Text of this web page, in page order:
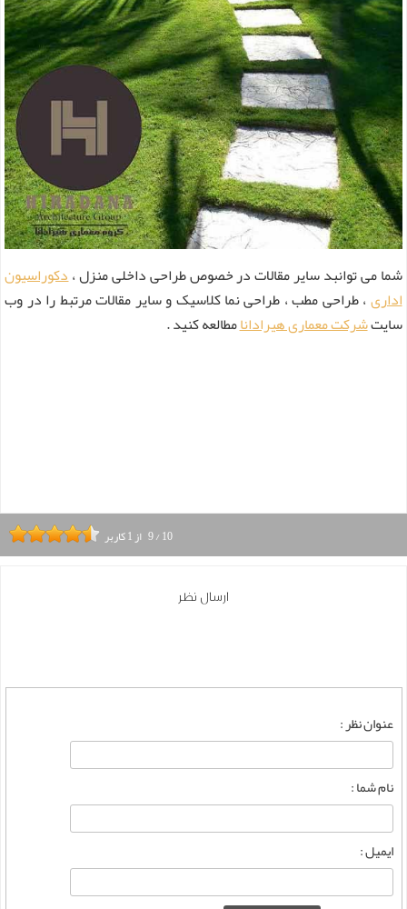
شما می توانبد سایر مقالات در خصوص طراحی داخلی منزل ،دکوراسیون
اداری، طراحی مطب ، طراحی نما کلاسیک و سایر مقالات مرتبط را در وب
سایتشرکت معماری هیرادانامطالعه کنید .
9/10 از 1کاربر
ارسال نظر
عنوان نظر :
نام شما :
ایمیل :